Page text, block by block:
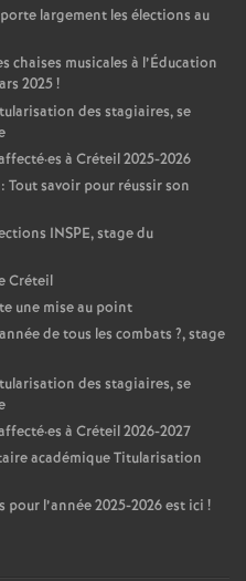
largement les élections au
chaises musicales à l’Éducation
2025!
des stagiaires, se
·es à Créteil 2025-2026
Tout savoir pour réussir son
INSPE, stage du
Créteil
une mise au point
de tous les combats ?, stage
des stagiaires, se
·es à Créteil 2026-2027
académique Titularisation
pour l’année 2025-2026 est ici !